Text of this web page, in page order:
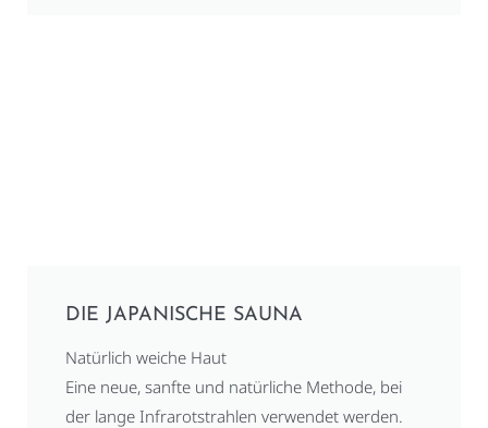
DIE JAPANISCHE SAUNA
Natürlich weiche Haut
Eine neue, sanfte und natürliche Methode, bei
der lange Infrarotstrahlen verwendet werden.